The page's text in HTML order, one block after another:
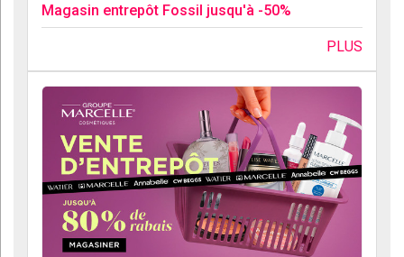
Magasin entrepôt Fossil jusqu'à -50%
PLUS